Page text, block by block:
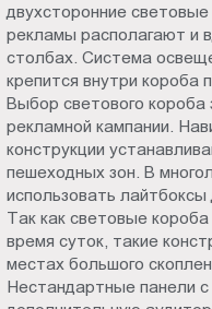
двухсторонние
рекламы располагают и
столбах. Система
крепится внутри короба
Выбор светового короба
рекламной кампании.
конструкции
пешеходных зон. В
использовать лайтбоксы
Так как световые
время суток, такие
местах большого
Нестандартные панели